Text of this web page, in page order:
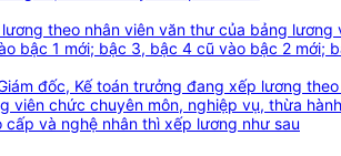
theo nhân viên văn thư của bảng
bậc 1 mới; bậc 3, bậc 4 cũ vào bậc 2
đốc, Kế toán trưởng đang xếp lương
chức chuyên môn, nghiệp vụ, thừa
và nghệ nhân thì xếp lương như sau